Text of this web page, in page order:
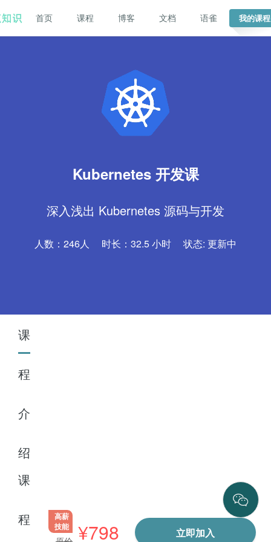
首页 课程 博客 文档 语雀 我的课程
Kubernetes 开发课
深入浅出 Kubernetes 源码与开发
人数： 246人 时长： 32.5 小时 状态: 更新中
课
程
介
绍
课
程
高薪
技能
¥798 立即加入